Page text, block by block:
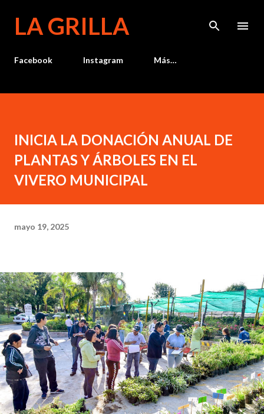
LA GRILLA
Facebook Instagram Más…
INICIA LA DONACIÓN ANUAL DE
PLANTAS Y ÁRBOLES EN EL
VIVERO MUNICIPAL
mayo 19, 2025